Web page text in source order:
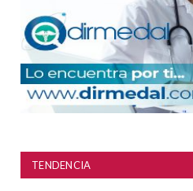
TENDENCIA